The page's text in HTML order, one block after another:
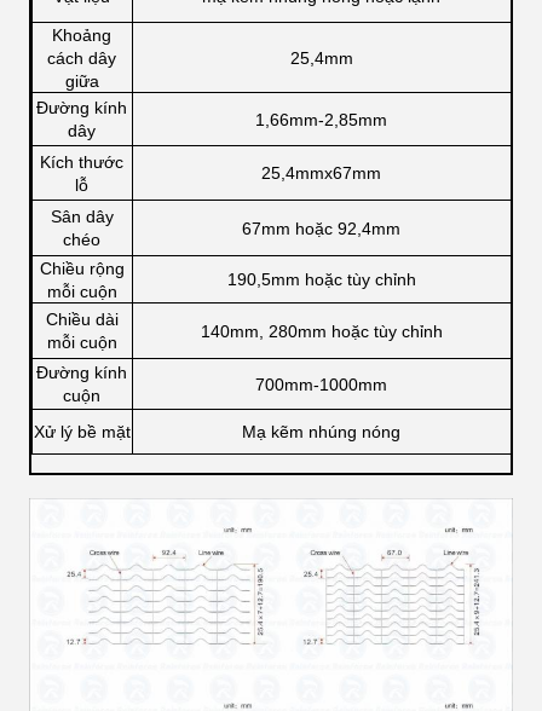
Khoảng
cách dây
giữa
25,4mm
Đường kính
dây
1,66mm-2,85mm
Kích thước
lỗ
25,4mmx67mm
Sân dây
chéo
67mm hoặc 92,4mm
Chiều rộng
mỗi cuộn
190,5mm hoặc tùy chỉnh
Chiều dài
mỗi cuộn
140mm, 280mm hoặc tùy chỉnh
Đường kính
cuộn
700mm-1000mm
Xử lý bề mặt Mạ kẽm nhúng nóng